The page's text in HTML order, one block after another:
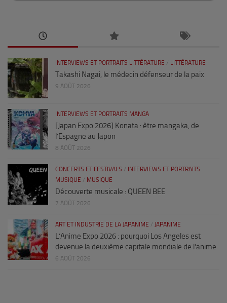
INTERVIEWS ET PORTRAITS LITTÉRATURE / LITTÉRATURE
Takashi Nagai, le médecin défenseur de la paix
9 AOÛT 2026
INTERVIEWS ET PORTRAITS MANGA
[Japan Expo 2026] Konata : être mangaka, de
l’Espagne au Japon
8 AOÛT 2026
CONCERTS ET FESTIVALS /
INTERVIEWS ET PORTRAITS
MUSIQUE / MUSIQUE
Découverte musicale : QUEEN BEE
7 AOÛT 2026
ART ET INDUSTRIE DE LA JAPANIME / JAPANIME
L’Anime Expo 2026 : pourquoi Los Angeles est
devenue la deuxième capitale mondiale de l’anime
6 AOÛT 2026